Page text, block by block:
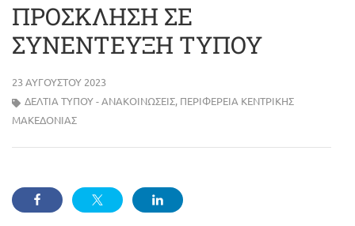
ΠΡΟΣΚΛΗΣΗ ΣΕ
ΣΥΝΕΝΤΕΥΞΗ ΤΥΠΟΥ
23 ΑΥΓΟΎΣΤΟΥ 2023
ΔΕΛΤΊΑ ΤΎΠΟΥ - ΑΝΑΚΟΙΝΏΣΕΙΣ, ΠΕΡΙΦΈΡΕΙΑ ΚΕΝΤΡΙΚΉΣ
ΜΑΚΕΔΟΝΊΑΣ